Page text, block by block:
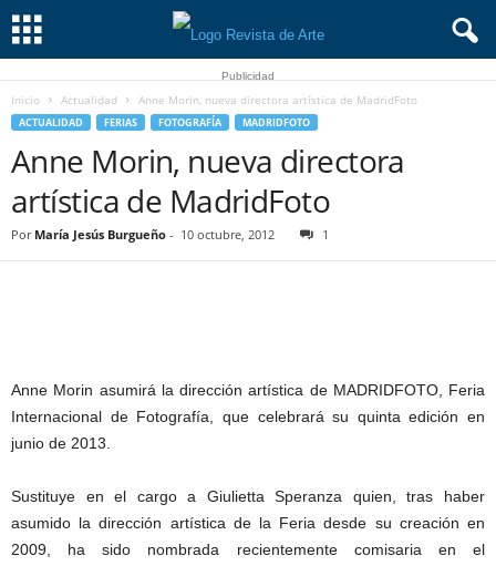
Publicidad
Inicio Actualidad Anne Morin, nueva directora artística de MadridFoto
ACTUALIDAD FERIAS FOTOGRAFÍA MADRIDFOTO
Anne Morin, nueva directora
artística de MadridFoto
Por María Jesús Burgueño - 10 octubre, 2012 1
Anne Morin asumirá la dirección artística de MADRIDFOTO, Feria
Internacional de Fotografía, que celebrará su quinta edición en
junio de 2013.
Sustituye en el cargo a Giulietta Speranza quien, tras haber
asumido la dirección artística de la Feria desde su creación en
2009, ha sido nombrada recientemente comisaria en el